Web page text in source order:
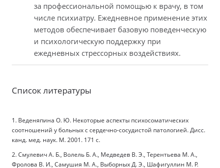
за профессиональной помощью к врачу, в том
числе психиатру. Ежедневное применение этих
методов обеспечивает базовую поведенческую
и психологическую поддержку при
ежедневных стрессорных воздействиях.
Список литературы
1. Веденяпина О. Ю. Некоторые аспекты психосоматических
соотношений у больных с сердечно-сосудистой патологией. Дисс.
канд. мед. наук. М. 2001. 171 с.
2. Смулевич А. Б., Волель Б. А., Медведев В. Э., Терентьева М. А.,
Фролова В. И., Самушия М. А., Выборных Д. Э., Шафигуллин М. Р.